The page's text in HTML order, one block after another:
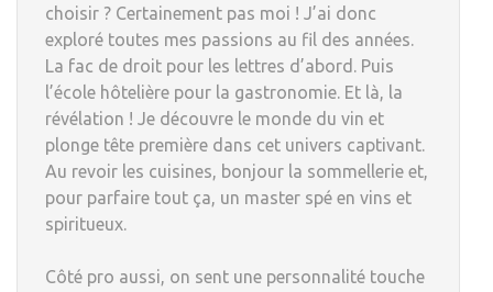
choisir ? Certainement pas moi ! J’ai donc
exploré toutes mes passions au fil des années.
La fac de droit pour les lettres d’abord. Puis
l’école hôtelière pour la gastronomie. Et là, la
révélation ! Je découvre le monde du vin et
plonge tête première dans cet univers captivant.
Au revoir les cuisines, bonjour la sommellerie et,
pour parfaire tout ça, un master spé en vins et
spiritueux.
Côté pro aussi, on sent une personnalité touche